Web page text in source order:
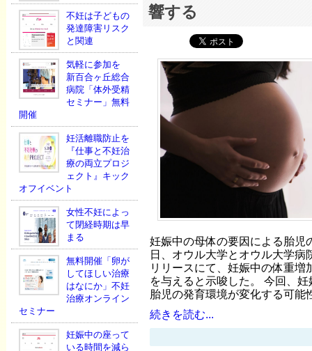
不妊は子どもの
発達障害リスク
と関連
気軽に参加を
新百合ヶ丘総合
病院「体外受精
セミナー」無料
開催
妊活離職防止を
『仕事と不妊治
療の両立プロジ
ェクト』キック
オフイベント
女性不妊によっ
て閉経時期は早
まる
無料開催「卵が
してほしい治療
はなにか」不妊
治療オンライン
セミナー
妊娠中の座って
いる時間を減ら
響する
妊娠中の母体の要因による胎児
日、オウル大学とオウル大学病
リリースにて、妊娠中の体重増
を与えると示唆した。 今回、
胎児の発育環境が変化する可
続きを読む...